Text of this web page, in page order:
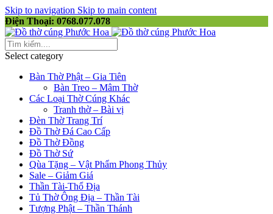
Skip to navigation Skip to main content
Điện Thoại: 0768.077.078
Select category
Bàn Thờ Phật – Gia Tiên
Bàn Treo – Mâm Thờ
Các Loại Thờ Cúng Khác
Tranh thờ – Bài vị
Đèn Thờ Trang Trí
Đồ Thờ Đá Cao Cấp
Đồ Thờ Đồng
Đồ Thờ Sứ
Qùa Tặng – Vật Phẩm Phong Thủy
Sale – Giảm Giá
Thần Tài-Thổ Địa
Tủ Thờ Ông Địa – Thần Tài
Tượng Phật – Thần Thánh